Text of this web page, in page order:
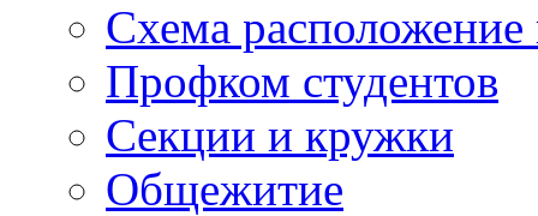
Схема расположение
Профком студентов
Секции и кружки
Общежитие